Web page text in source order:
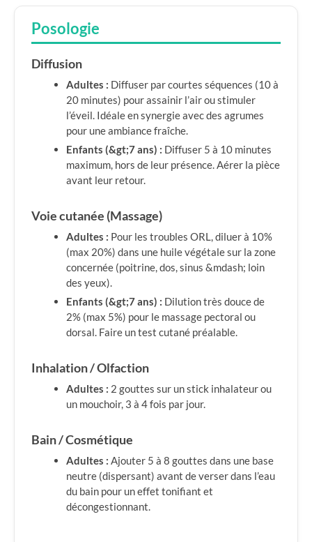
Posologie
Diffusion
Adultes : Diffuser par courtes séquences (10 à
20 minutes) pour assainir l’air ou stimuler
l’éveil. Idéale en synergie avec des agrumes
pour une ambiance fraîche.
Enfants (&gt;7 ans) : Diffuser 5 à 10 minutes
maximum, hors de leur présence. Aérer la pièce
avant leur retour.
Voie cutanée (Massage)
Adultes : Pour les troubles ORL, diluer à 10%
(max 20%) dans une huile végétale sur la zone
concernée (poitrine, dos, sinus &mdash; loin
des yeux).
Enfants (&gt;7 ans) : Dilution très douce de
2% (max 5%) pour le massage pectoral ou
dorsal. Faire un test cutané préalable.
Inhalation / Olfaction
Adultes : 2 gouttes sur un stick inhalateur ou
un mouchoir, 3 à 4 fois par jour.
Bain / Cosmétique
Adultes : Ajouter 5 à 8 gouttes dans une base
neutre (dispersant) avant de verser dans l’eau
du bain pour un effet tonifiant et
décongestionnant.